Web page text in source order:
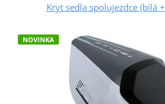
Kryt sedla spolujezdce (bílá
NOVINKA